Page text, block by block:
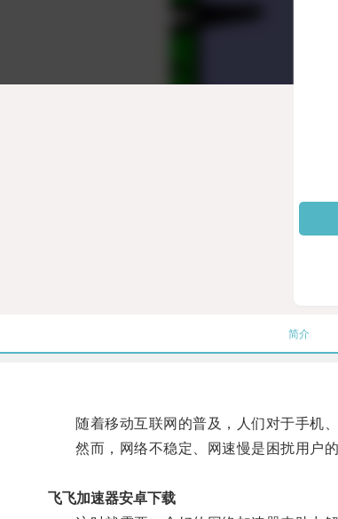
简介
随着移动互联网的普及，人们对于手机、
然而，网络不稳定、网速慢是困扰用户的
飞飞加速器安卓下载